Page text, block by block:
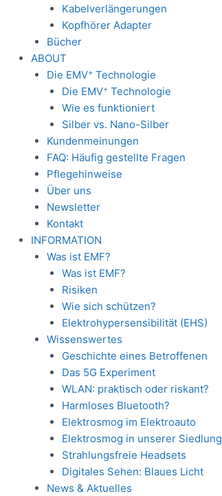
Kabelverlängerungen
Kopfhörer Adapter
Bücher
ABOUT
Die EMV+Technologie
Die EMV+ Technologie
Wie es funktioniert
Silber vs. Nano-Silber
Kundenmeinungen
FAQ: Häufig gestellte Fragen
Pflegehinweise
Über uns
Newsletter
Kontakt
INFORMATION
Was ist EMF?
Was ist EMF?
Risiken
Wie sich schützen?
Elektrohypersensibilität (EHS)
Wissenswertes
Geschichte eines Betroffenen
Das 5G Experiment
WLAN: praktisch oder riskant?
Harmloses Bluetooth?
Elektrosmog im Elektroauto
Elektrosmog in unserer Siedlung
Strahlungsfreie Headsets
Digitales Sehen: Blaues Licht
News & Aktuelles